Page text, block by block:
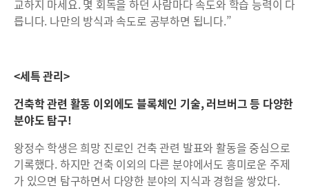
교하지 마세요. 몇 회독을 하던 사람마다 속도와 학습 능력이 다
릅니다. 나만의 방식과 속도로 공부하면 됩니다.”
<세특 관리>
건축학 관련 활동 이외에도 블록체인 기술, 러브버그 등 다양한
분야도 탐구!
왕정수 학생은 희망 진로인 건축 관련 발표와 활동을 중심으로
기록했다. 하지만 건축 이외의 다른 분야에서도 흥미로운 주제
가 있으면 탐구하면서 다양한 분야의 지식과 경험을 쌓았다.